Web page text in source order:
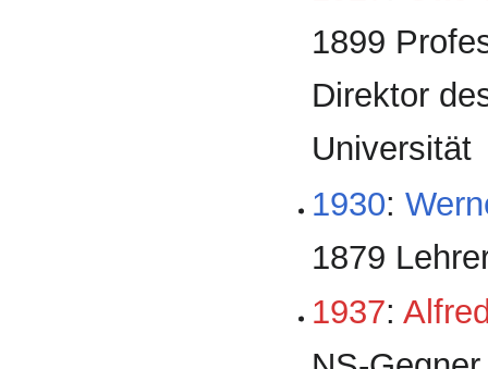
1899
Direktor
Universität
1930:
1879
1937: